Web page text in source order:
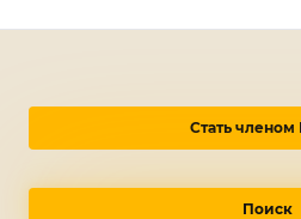
Стать
Поиск